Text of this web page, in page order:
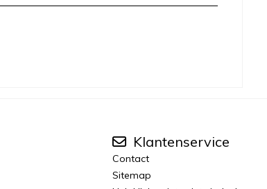
Klantenservice
Contact
Sitemap